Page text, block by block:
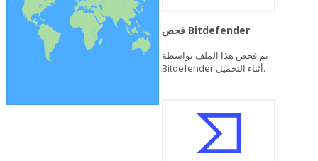
فحص Bitdefender
تم فحص هذا الملف بواسطة
Bitdefender أثناء التحميل.